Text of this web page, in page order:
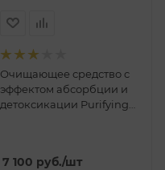
Очищающее средство с
эффектом абсорбции и
детоксикации Purifying
7 100 руб./шт